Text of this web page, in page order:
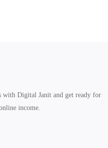
Digital Janit and get ready for
income.